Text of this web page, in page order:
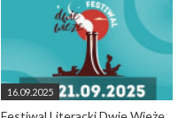
16.09.2025